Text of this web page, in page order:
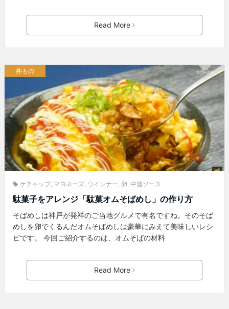
Read More
丼もの
ケチャップ, マヨネーズ, ウインナー, 卵, 中濃ソース
駄菓子をアレンジ「駄菓オムそばめし」の作り方
そばめしは神戸が発祥のご当地グルメで有名ですね。そのそば
めしを卵でくるんだオムそばめしは豪華にみえて美味しいレシ
ピです。 今回ご紹介するのは、オムそばの材料
Read More